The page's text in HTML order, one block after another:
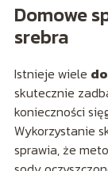
Domowe
srebra
Istnieje wiele
skutecznie
konieczności
Wykorzystanie
sprawia, że